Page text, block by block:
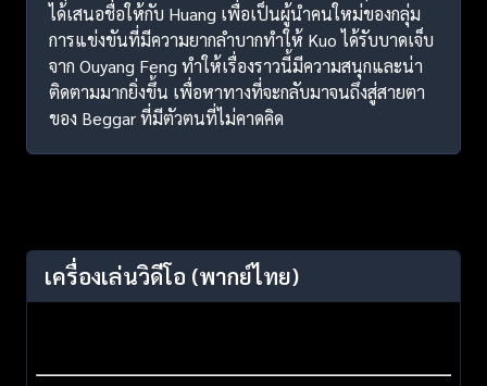
ได้เสนอชื่อให้กับ Huang เพื่อเป็นผู้นำคนใหม่ของกลุ่ม
การแข่งขันที่มีความยากลำบากทำให้ Kuo ได้รับบาดเจ็บ
จาก Ouyang Feng ทำให้เรื่องราวนี้มีความสนุกและน่า
ติดตามมากยิ่งขึ้น เพื่อหาทางที่จะกลับมาจนถึงสู่สายตา
ของ Beggar ที่มีตัวตนที่ไม่คาดคิด
เครื่องเล่นวิดีโอ (พากย์ไทย)